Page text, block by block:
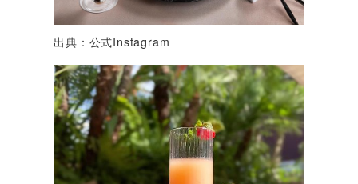
出典：公式Instagram